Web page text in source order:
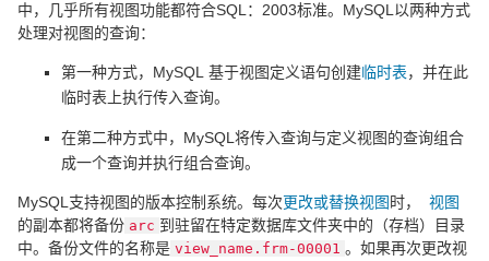
中，几乎所有视图功能都符合SQL：2003标准。MySQL以两种方式
处理对视图的查询：
第一种方式，MySQL 基于视图定义语句创建临时表，并在此
临时表上执行传入查询。
在第二种方式中，MySQL将传入查询与定义视图的查询组合
成一个查询并执行组合查询。
MySQL支持视图的版本控制系统。每次更改或替换视图 时， 视图
的副本都将备份 arc 到驻留在特定数据库文件夹中的（存档）目录
中。备份文件的名称是 view_name.frm-00001 。如果再次更改视